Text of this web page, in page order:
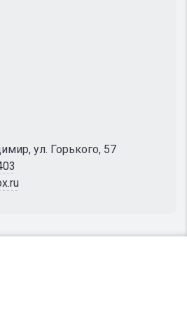
ул. Горького, 57